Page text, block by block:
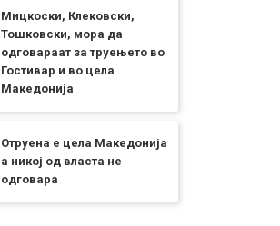
Мицкоски, Клековски,
Тошковски, мора да
одговараат за труењето во
Гостивар и во цела
Македонија
Отруена е цела Македонија
а никој од власта не
одговара